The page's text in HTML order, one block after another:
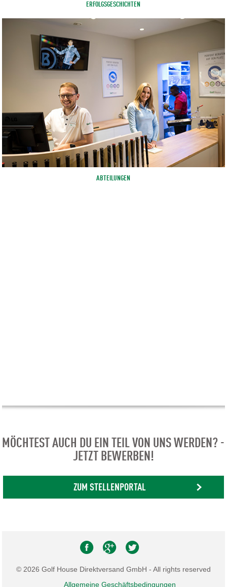
ERFOLGSGESCHICHTEN
ABTEILUNGEN
MÖCHTEST AUCH DU EIN TEIL VON UNS WERDEN? -
JETZT BEWERBEN!
ZUM STELLENPORTAL
© 2026 Golf House Direktversand GmbH - All rights reserved
Allgemeine Geschäftsbedingungen